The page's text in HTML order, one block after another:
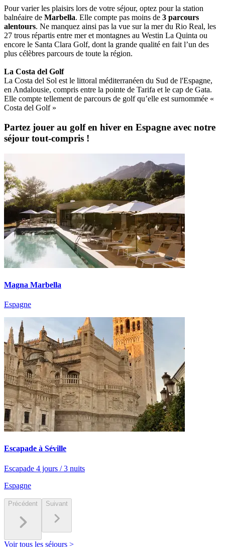
Pour varier les plaisirs lors de votre séjour, optez pour la station
balnéaire de Marbella. Elle compte pas moins de 3 parcours
alentours. Ne manquez ainsi pas la vue sur la mer du Rio Real, les
27 trous répartis entre mer et montagnes au Westin La Quinta ou
encore le Santa Clara Golf, dont la grande qualité en fait l’un des
plus célèbres parcours de toute la région.
La Costa del Golf
La Costa del Sol est le littoral méditerranéen du Sud de l'Espagne,
en Andalousie, compris entre la pointe de Tarifa et le cap de Gata.
Elle compte tellement de parcours de golf qu’elle est surnommée «
Costa del Golf »
Partez jouer au golf en hiver en Espagne avec notre
séjour tout-compris !
Magna Marbella
Espagne
Escapade à Séville
Escapade 4 jours / 3 nuits
Espagne
Précédent Suivant
Voir tous les séjours >